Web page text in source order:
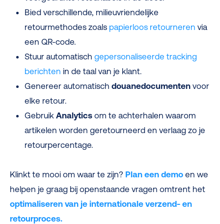
Bied verschillende, milieuvriendelijke
retourmethodes zoals papierloos retourneren via
een QR-code.
Stuur automatisch gepersonaliseerde tracking
berichten in de taal van je klant.
Genereer automatisch douanedocumenten voor
elke retour.
Gebruik Analytics om te achterhalen waarom
artikelen worden geretourneerd en verlaag zo je
retourpercentage.
Klinkt te mooi om waar te zijn? Plan een demo en we
helpen je graag bij openstaande vragen omtrent het
optimaliseren van je internationale verzend- en
retourproces.